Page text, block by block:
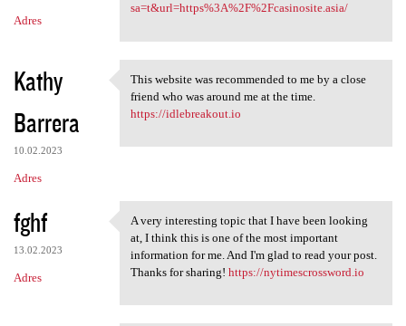
Adres
sa=t&url=https%3A%2F%2Fcasinosite.asia/
Kathy
Barrera
10.02.2023
Adres
This website was recommended
This website was recommended to me by a close
friend who was around me at the time.
https://idlebreakout.io
fghf
13.02.2023
Adres
A very interesting topic that
A very interesting topic that I have been looking
at, I think this is one of the most important
information for me. And I'm glad to read your post.
Thanks for sharing! https://nytimescrossword.io